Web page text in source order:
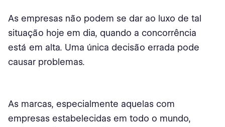
As empresas não podem se dar ao luxo de tal
situação hoje em dia, quando a concorrência
está em alta. Uma única decisão errada pode
causar problemas.
As marcas, especialmente aquelas com
empresas estabelecidas em todo o mundo,